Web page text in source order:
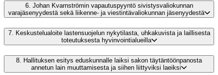
6. Johan Kvarnströmin vapautuspyyntö sivistysvaliokunnan
varajäsenyydestä sekä liikenne- ja viestintävaliokunnan jäsenyydestä
7. Keskustelualoite lastensuojelun nykytilasta, uhkakuvista ja laillisesta
toteutuksesta hyvinvointialueilla
8.
Hallituksen esitys eduskunnalle laiksi sakon täytäntöönpanosta
annetun lain muuttamisesta ja siihen liittyviksi laeiksi